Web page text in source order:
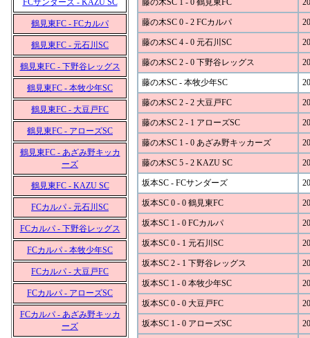
FCサンダーズ - KAZU SC
鶴見東FC - FCカルパ
鶴見東FC - 元石川SC
鶴見東FC - 下野谷レッグス
鶴見東FC - 本牧少年SC
鶴見東FC - 大豆戸FC
鶴見東FC - アローズSC
鶴見東FC - あざみ野キッカ
ーズ
鶴見東FC - KAZU SC
FCカルパ - 元石川SC
FCカルパ - 下野谷レッグス
FCカルパ - 本牧少年SC
FCカルパ - 大豆戸FC
FCカルパ - アローズSC
FCカルパ - あざみ野キッカ
ーズ
藤の木SC 1 - 0 鶴見東FC
藤の木SC 0 - 2 FCカルパ
藤の木SC 4 - 0 元石川SC
藤の木SC 2 - 0 下野谷レッグス
藤の木SC - 本牧少年SC
藤の木SC 2 - 2 大豆戸FC
藤の木SC 2 - 1 アローズSC
藤の木SC 1 - 0 あざみ野キッカーズ
藤の木SC 5 - 2 KAZU SC
坂本SC - FCサンダーズ
坂本SC 0 - 0 鶴見東FC
坂本SC 1 - 0 FCカルパ
坂本SC 0 - 1 元石川SC
坂本SC 2 - 1 下野谷レッグス
坂本SC 1 - 0 本牧少年SC
坂本SC 0 - 0 大豆戸FC
坂本SC 1 - 0 アローズSC